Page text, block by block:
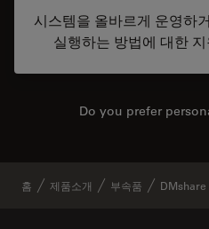
시스템을 올바르게 운영하
실행하는 방법에 대한
Do you prefer
홈 제품소개 부속품 DMshare